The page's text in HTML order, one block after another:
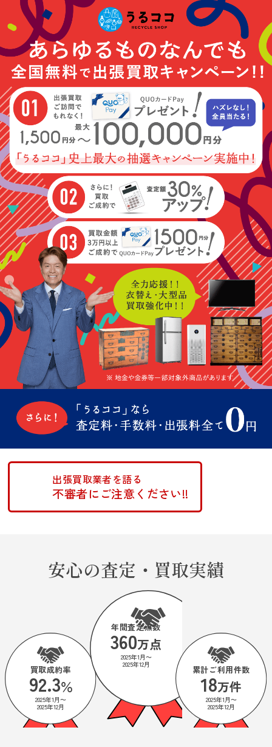
出張買取業者を語る
不審者にご注意ください!!
安心の査定・買取実績
買取成約率
92.3％
2025年1月〜
2025年12月
年間査定点数
360万点
2025年1月〜
2025年12月
累計ご利用件数
18万件
2025年1月〜
2025年12月